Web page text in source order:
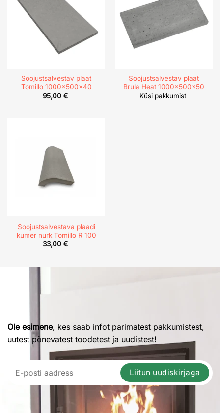
Soojustsalvestav plaat
Tomillo 1000x500x40
95,00 €
Soojustsalvestav plaat
Brula Heat 1000x500x50
Küsi pakkumist
Soojustsalvestava plaadi
kumer nurk Tomillo R 100
33,00 €
Ole esimene, kes saab infot parimatest pakkumistest,
uutest põnevatest toodetest ja uudistest!
Liitun uudiskirjaga